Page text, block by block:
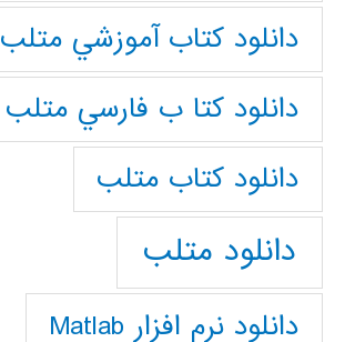
دانلود كتاب آموزشي متلب
دانلود كتا ب فارسي متلب
دانلود كتاب متلب
دانلود متلب
دانلود نرم افزار Matlab